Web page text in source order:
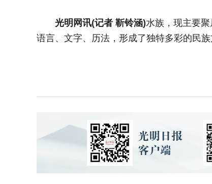
光明网讯(记者 靳铃涵)水族，现主要
语言、文字、历法，形成了独特多彩的民族